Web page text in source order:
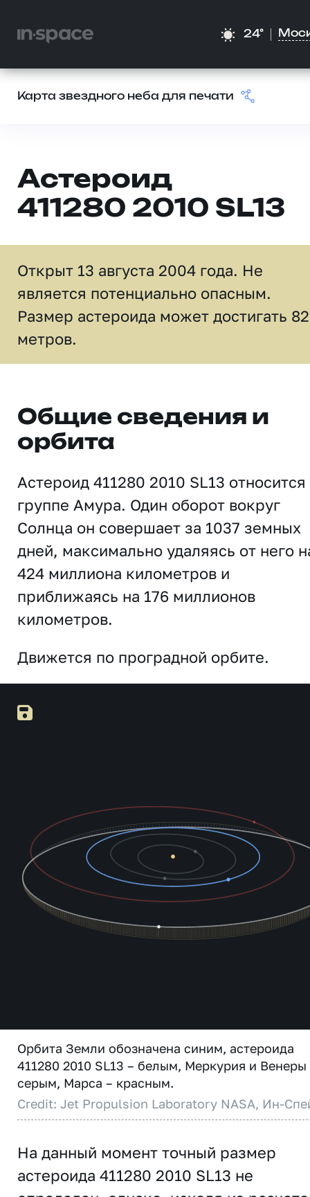
24°
Карта звездного неба для печати
Астероид
411280 2010 SL13
Открыт 13 августа 2004 года. Не
является потенциально опасным.
Размер астероида может достигать
метров.
Общие сведения и
орбита
Астероид 411280 2010 SL13 относится
группе Амура. Один оборот вокруг
Солнца он совершает за 1037 земных
дней, максимально удаляясь от него
424 миллиона километров и
приближаясь на 176 миллионов
километров.
Движется по проградной орбите.
Орбита Земли обозначена синим, астероида
411280 2010 SL13 – белым, Меркурия и Венеры
серым, Марса – красным.
Credit: Jet Propulsion Laboratory NASA, Ин-
На данный момент точный размер
астероида 411280 2010 SL13 не